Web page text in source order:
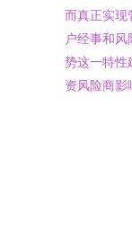
而真正实现
户经事和
势这一特性
资风险商影